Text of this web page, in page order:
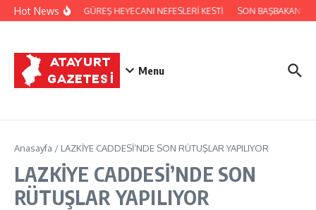
İçeriğe atla
Hot News
FESTİVALDE GÜREŞ HEYECANI NEFESLERİ KESTİ SON BAŞBAKAN
Menu
Anasayfa / LAZKİYE CADDESİ’NDE SON RÜTUŞLAR YAPILIYOR
LAZKİYE CADDESİ’NDE SON
RÜTUŞLAR YAPILIYOR